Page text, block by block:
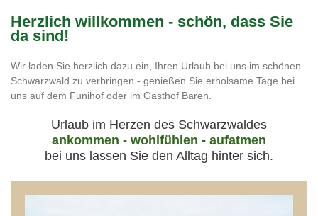
Herzlich willkommen - schön, dass Sie
da sind!
Wir laden Sie herzlich dazu ein, Ihren Urlaub bei uns im schönen
Schwarzwald zu verbringen - genießen Sie erholsame Tage bei
uns auf dem Funihof oder im Gasthof Bären.
Urlaub im Herzen des Schwarzwaldes
ankommen - wohlfühlen - aufatmen
bei uns lassen Sie den Alltag hinter sich.